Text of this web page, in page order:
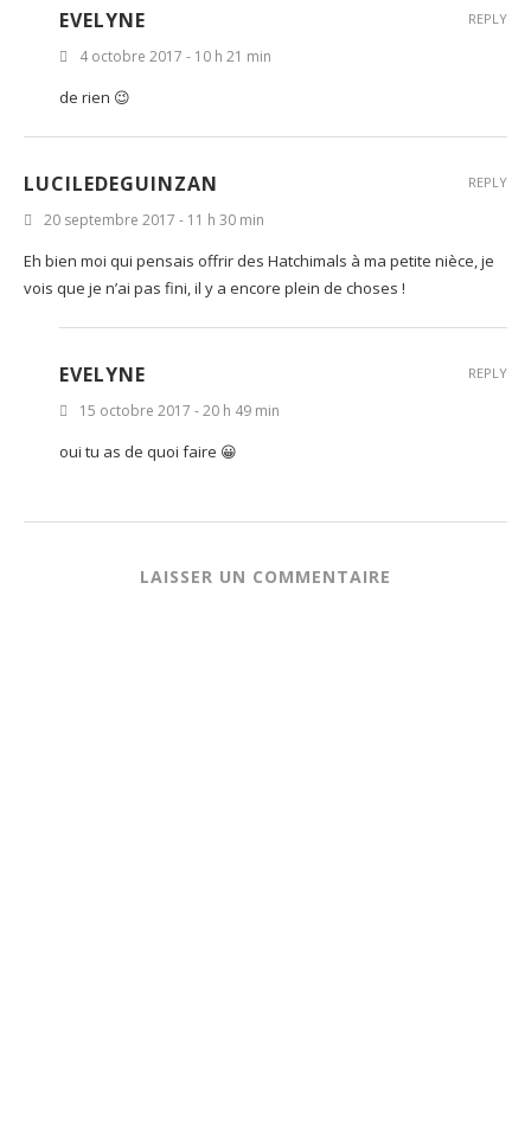
EVELYNE
4 octobre 2017 - 10 h 21 min
de rien 😉
REPLY
LUCILEDEGUINZAN
20 septembre 2017 - 11 h 30 min
Eh bien moi qui pensais offrir des Hatchimals à ma petite nièce, je
vois que je n’ai pas fini, il y a encore plein de choses !
REPLY
EVELYNE
15 octobre 2017 - 20 h 49 min
oui tu as de quoi faire 😀
REPLY
LAISSER UN COMMENTAIRE